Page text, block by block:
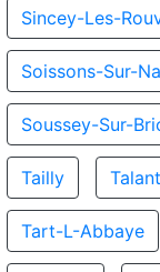
Sincey-Les-
Soissons-Sur-
Soussey-Sur-
Tailly Talant
Tart-L-Abbaye